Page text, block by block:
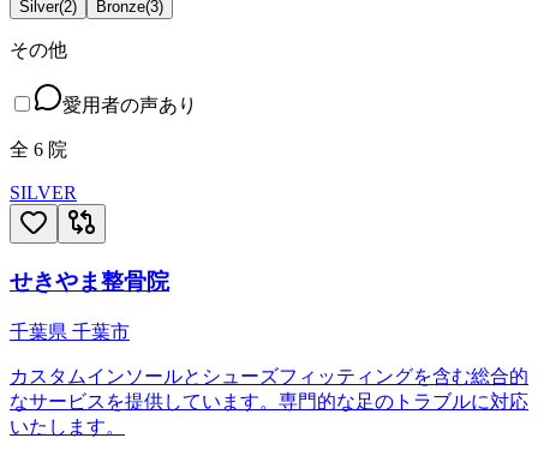
Silver(2) Bronze(3)
その他
愛用者の声あり
全 6 院
SILVER
せきやま整骨院
千葉県 千葉市
カスタムインソールとシューズフィッティングを含む総合的
なサービスを提供しています。専門的な足のトラブルに対応
いたします。